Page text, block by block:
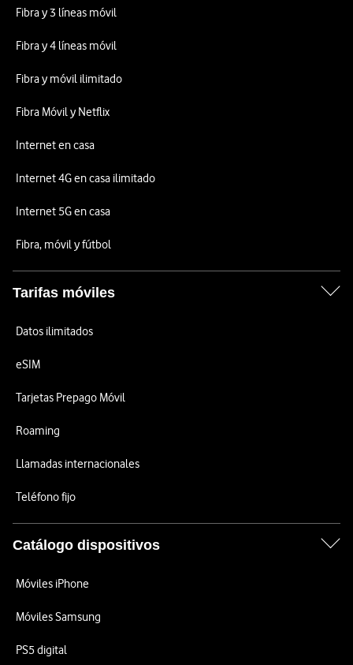
Fibra y 3 líneas móvil
Fibra y 4 líneas móvil
Fibra y móvil ilimitado
Fibra Móvil y Netflix
Internet en casa
Internet 4G en casa ilimitado
Internet 5G en casa
Fibra, móvil y fútbol
Tarifas móviles
Datos ilimitados
eSIM
Tarjetas Prepago Móvil
Roaming
Llamadas internacionales
Teléfono fijo
Catálogo dispositivos
Móviles iPhone
Móviles Samsung
PS5 digital